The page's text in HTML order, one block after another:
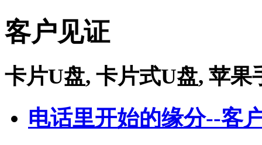
客户见证
卡片U盘, 卡片式U盘, 苹
电话里开始的缘分--客